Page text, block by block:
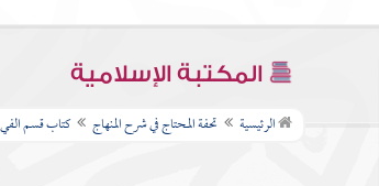
المكتبة الإسلامية
الرئيسية تحفة المحتاج في شرح المنهاج كتاب قسم
كتاب الوصايا
كتاب الوديعة
كتاب قسم الفيء والغنيمة